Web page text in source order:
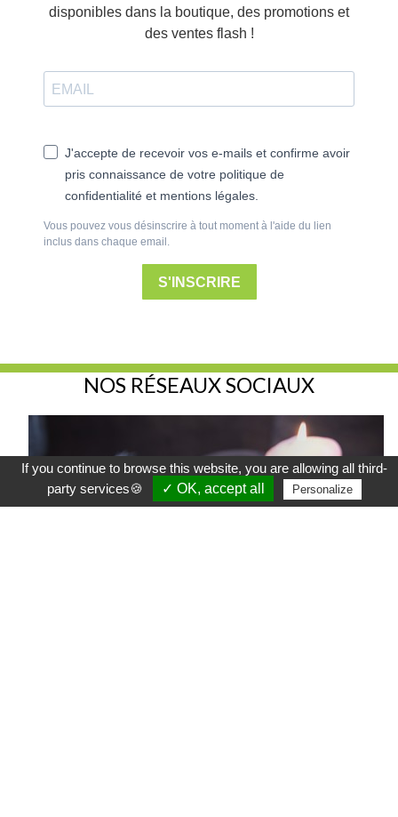
disponibles dans la boutique, des promotions et
des ventes flash !
J'accepte de recevoir vos e-mails et confirme avoir
pris connaissance de votre politique de
confidentialité et mentions légales.
Vous pouvez vous désinscrire à tout moment à l'aide du lien
inclus dans chaque email.
S'INSCRIRE
NOS RÉSEAUX SOCIAUX
If you continue to browse this website, you are allowing all third-
party services🍪
✓ OK, accept all Personalize